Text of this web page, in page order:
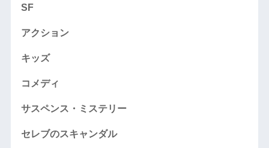
SF
アクション
キッズ
コメディ
サスペンス・ミステリー
セレブのスキャンダル